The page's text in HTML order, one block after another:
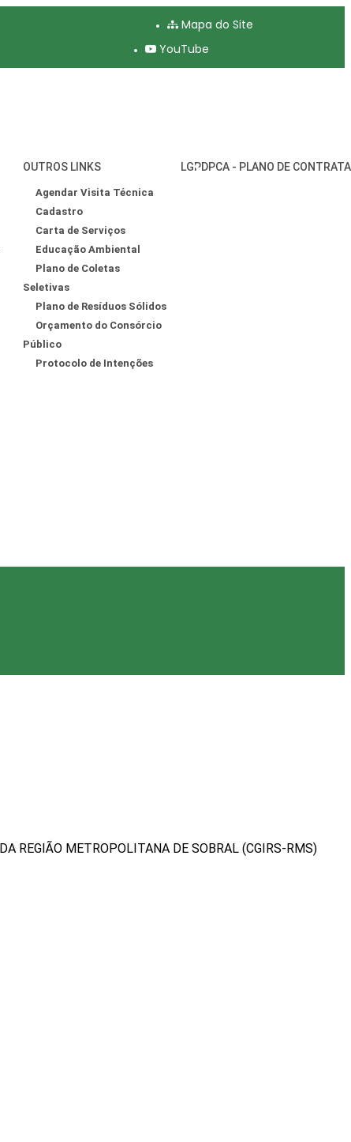
Mapa do Site
YouTube
OUTROS LINKS
Agendar Visita Técnica
Cadastro
Carta de Serviços
Educação Ambiental
Plano de Coletas
Seletivas
Plano de Resíduos Sólidos
Orçamento do Consórcio
Público
Protocolo de Intenções
LGPDPCA - PLANO DE